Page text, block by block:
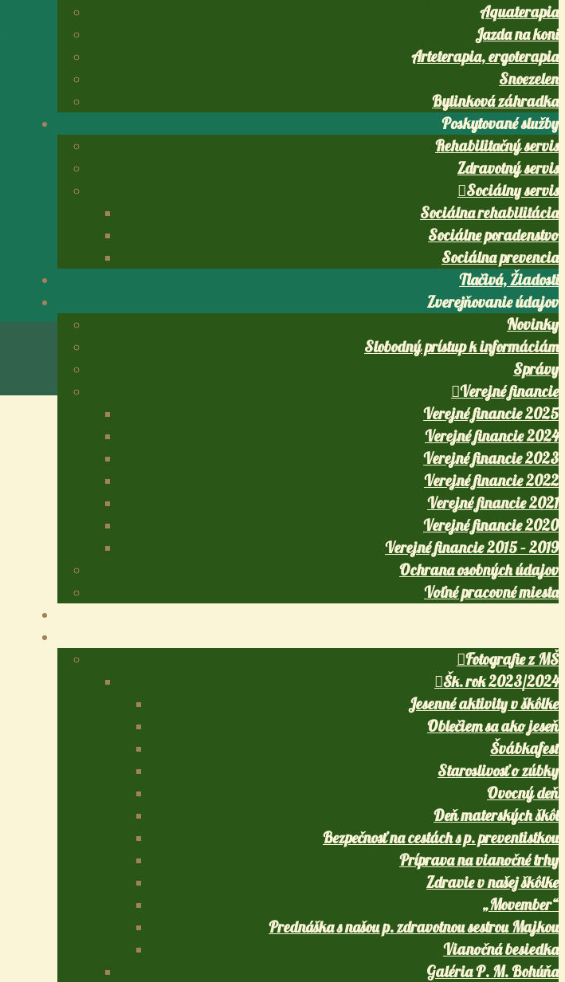
Aquaterapia
Jazda na koni
Arteterapia, ergoterapia
Snoezelen
Bylinková záhradka
Poskytované služby
Rehabilitačný servis
Zdravotný servis
Sociálny servis
Sociálna rehabilitácia
Sociálne poradenstvo
Sociálna prevencia
Tlačivá, Žiadosti
Zverejňovanie údajov
Novinky
Slobodný prístup k informáciám
Správy
Verejné financie
Verejné financie 2025
Verejné financie 2024
Verejné financie 2023
Verejné financie 2022
Verejné financie 2021
Verejné financie 2020
Verejné financie 2015 – 2019
Ochrana osobných údajov
Voľné pracovné miesta
Fotografie z MŠ
Šk. rok 2023/2024
Jesenné aktivity v škôlke
Oblečiem sa ako jeseň
Švábkafest
Staroslivosť o zúbky
Ovocný deň
Deň materských škôl
Bezpečnosť na cestách s p. preventistkou
Príprava na vianočné trhy
Zdravie v našej škôlke
„Movember“
Prednáška s našou p. zdravotnou sestrou Majkou
Vianočná besiedka
Galéria P. M. Bohúňa